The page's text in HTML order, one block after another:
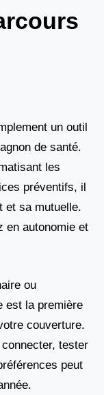
un outil
de santé.
les
préventifs, il
et sa mutuelle.
en autonomie et
ou
est la première
couverture.
tester
peut